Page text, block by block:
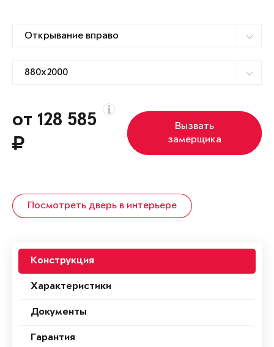
от 128 585
Вызвать
замерщика
Посмотреть дверь в интерьере
Конструкция
Характеристики
Документы
Гарантия